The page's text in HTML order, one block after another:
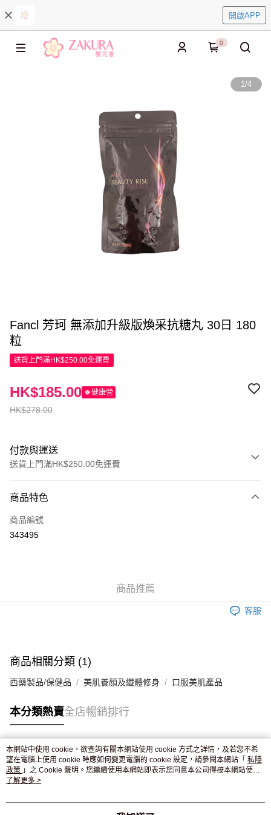
開啟APP
0
1/4
Fancl 芳珂 無添加升級版煥采抗糖丸 30日 180
粒
送貨上門滿HK$250.00免運費
HK$278.00
HK$185.00 🍀健康營
付款與運送
送貨上門滿HK$250.00免運費
信用卡
Apple Pay
付款後門市自取，訂單確認後2-4個工作天到店，7天內取。逾期後
商品特色
商品編號
343495
商品推薦
客服
商品相關分類 (1)
西藥製品/保健品 美肌養顏及纖體修身 口服美肌產品
本分類熱賣全店暢銷排行
熱門標籤
熱銷排行
本網站中使用 cookie，欲查詢有關本網站使用 cookie 方式之詳情，及若您不希
望在電腦上使用 cookie 時應如何變更電腦的 cookie 設定，請參閱本網站「 私隱
政策 」之 Cookie 聲明。您繼續使用本網站即表示您同意本公司得按本網站使用
條款之 Cookie 聲明使用 cookie。
了解更多 >